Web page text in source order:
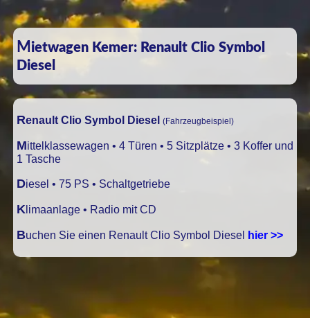
Mietwagen Kemer: Renault Clio Symbol
Diesel
Renault Clio Symbol Diesel (Fahrzeugbeispiel)
Mittelklassewagen • 4 Türen • 5 Sitzplätze • 3 Koffer und
1 Tasche
Diesel • 75 PS • Schaltgetriebe
Klimaanlage • Radio mit CD
Buchen Sie einen Renault Clio Symbol Diesel hier >>